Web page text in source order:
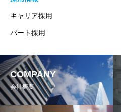
キャリア採用
パート採用
COMPANY
会社概要